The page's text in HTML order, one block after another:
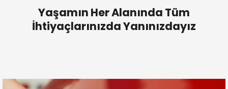
Yaşamın Her Alanında Tüm
İhtiyaçlarınızda Yanınızdayız